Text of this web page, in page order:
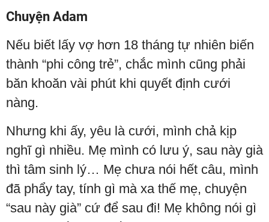
Chuyện Adam
Nếu biết lấy vợ hơn 18 tháng tự nhiên biến
thành “phi công trẻ”, chắc mình cũng phải
băn khoăn vài phút khi quyết định cưới
nàng.
Nhưng khi ấy, yêu là cưới, mình chả kịp
nghĩ gì nhiều. Mẹ mình có lưu ý, sau này già
thì tâm sinh lý… Mẹ chưa nói hết câu, mình
đã phẩy tay, tính gì mà xa thế mẹ, chuyện
“sau này già” cứ để sau đi! Mẹ không nói gì